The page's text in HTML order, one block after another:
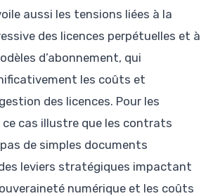
aussi les tensions liées à la
des licences perpétuelles et à
d’abonnement, qui
les coûts et
des licences. Pour les
ce cas illustre que les contrats
de simples documents
leviers stratégiques impactant
numérique et les coûts